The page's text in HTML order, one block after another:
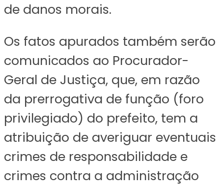
de danos morais.
Os fatos apurados também serão
comunicados ao Procurador-
Geral de Justiça, que, em razão
da prerrogativa de função (foro
privilegiado) do prefeito, tem a
atribuição de averiguar eventuais
crimes de responsabilidade e
crimes contra a administração